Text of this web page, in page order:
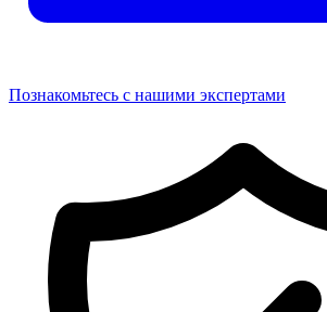
Познакомьтесь с нашими экспертами